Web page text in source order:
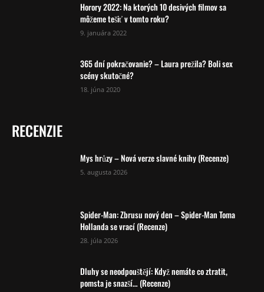
Horory 2022: Na ktorých 10 desivých filmov sa
môžeme tešiť v tomto roku?
9. januára 2022
365 dní pokračovanie? – Laura prežila? Boli sex
scény skutočné?
18. júna 2020
RECENZIE
Mys hrůzy – Nová verze slavné knihy (Recenze)
5. augusta 2026
Spider-Man: Zbrusu nový den – Spider-Man Toma
Hollanda se vrací (Recenze)
28. júla 2026
Dluhy se neodpouštějí: Když nemáte co ztratit,
pomsta je snazší… (Recenze)